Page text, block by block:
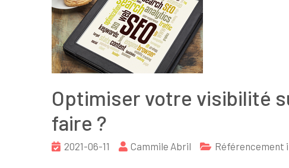
Optimiser votre visibilité
faire ?
2021-06-11 Cammile Abril Référencement